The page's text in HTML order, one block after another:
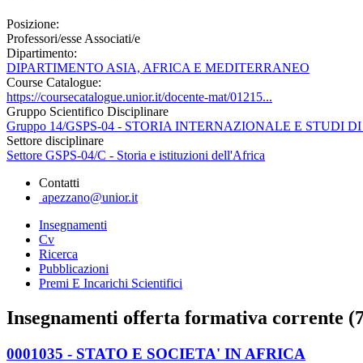
Posizione:
Professori/esse Associati/e
Dipartimento:
DIPARTIMENTO ASIA, AFRICA E MEDITERRANEO
Course Catalogue:
https://coursecatalogue.unior.it/docente-mat/01215...
Gruppo Scientifico Disciplinare
Gruppo 14/GSPS-04 - STORIA INTERNAZIONALE E STUDI
Settore disciplinare
Settore GSPS-04/C - Storia e istituzioni dell'Africa
Contatti
apezzano@unior.it
Insegnamenti
Cv
Ricerca
Pubblicazioni
Premi E Incarichi Scientifici
Insegnamenti offerta formativa corrente
0001035 - STATO E SOCIETA' IN AFRICA